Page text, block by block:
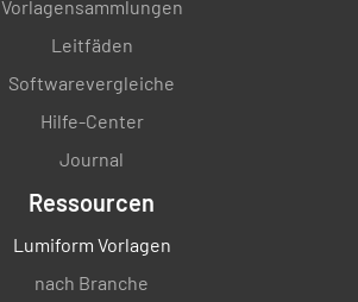
Vorlagensammlungen
Leitfäden
Softwarevergleiche
Hilfe-Center
Journal
Ressourcen
Lumiform Vorlagen
nach Branche